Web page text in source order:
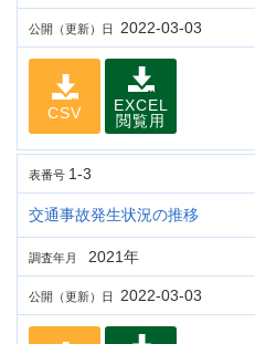
公開（更新）日 2022-03-03
CSV
EXCEL
閲覧用
表番号 1-3
交通事故発生状況の推移
調査年月 2021年
公開（更新）日 2022-03-03